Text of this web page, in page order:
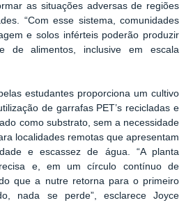
as situações adversas de regiões
“Com esse sistema, comunidades
e solos inférteis poderão produzir
de alimentos, inclusive em escala
estudantes proporciona um cultivo
de garrafas PET’s recicladas e
como substrato, sem a necessidade
localidades remotas que apresentam
e escassez de água. “A planta
e, em um círculo contínuo de
que a nutre retorna para o primeiro
nada se perde”, esclarece Joyce